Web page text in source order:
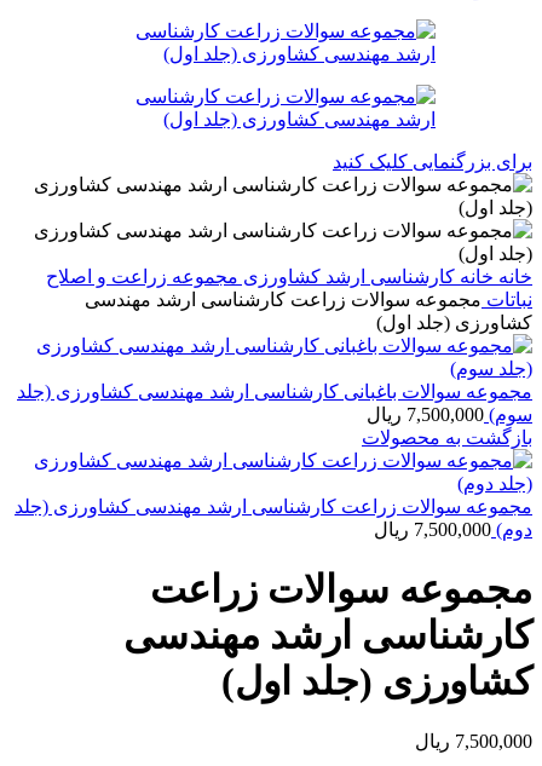
برای بزرگنمایی کلیک کنید
خانه خانه کارشناسی ارشد کشاورزی مجموعه زراعت و اصلاح
نباتات مجموعه سوالات زراعت کارشناسی ارشد مهندسی
کشاورزی (جلد اول)
مجموعه سوالات باغبانی کارشناسی ارشد مهندسی کشاورزی (جلد
سوم) 7,500,000 ریال
بازگشت به محصولات
مجموعه سوالات زراعت کارشناسی ارشد مهندسی کشاورزی (جلد
دوم) 7,500,000 ریال
مجموعه سوالات زراعت
کارشناسی ارشد مهندسی
کشاورزی (جلد اول)
7,500,000 ریال